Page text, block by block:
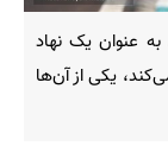
عنوان یک نهاد
یکی از آن‌ها